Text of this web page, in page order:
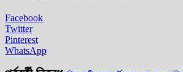
Facebook
Twitter
Pinterest
WhatsApp